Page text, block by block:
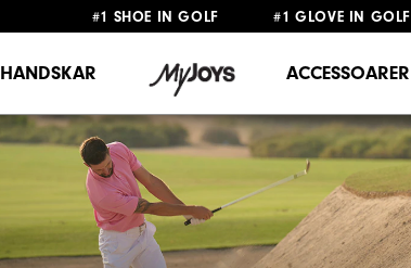
#1 SHOE IN GOLF #1 GLOVE IN GOLF
HANDSKAR ACCESSOARER